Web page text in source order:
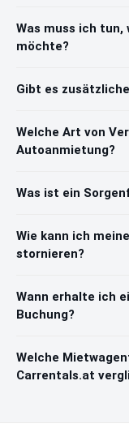
Was muss ich tun,
möchte?
Gibt es
Welche Art von
Autoanmietung?
Was ist ein
Wie kann ich
stornieren?
Wann erhalte ich
Buchung?
Welche
Carrentals.at